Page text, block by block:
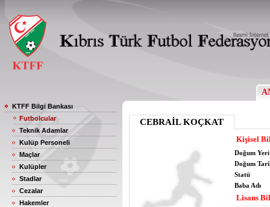
KTFF Bilgi Bankası
Futbolcular
Teknik Adamlar
Kulüp Personeli
Maçlar
Kulüpler
Stadlar
Cezalar
Hakemler
CEBRAİL KOÇKAT
Kişisel
Doğum Yeri
Doğum
Statü
Baba Adı
Lisans